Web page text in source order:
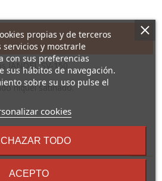
JANDEL SV-150
níquel satinado.
En La
propias y de terceros
y mostrarle
con sus preferencias
sus hábitos de navegación.
sobre su uso pulse el
cookies
TODO
ACEPTO